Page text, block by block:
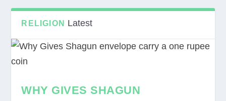
RELIGION Latest
WHY GIVES SHAGUN